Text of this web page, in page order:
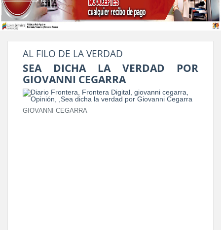
AL FILO DE LA VERDAD
SEA DICHA LA VERDAD POR
GIOVANNI CEGARRA
GIOVANNI CEGARRA